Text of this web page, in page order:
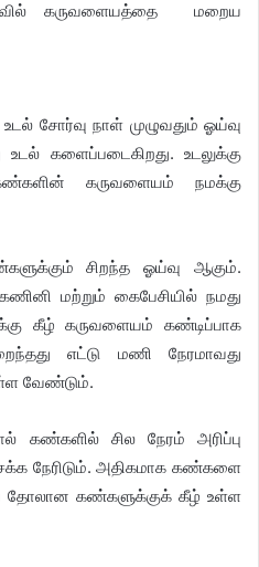
கருவளையத்தை மறைய
சோர்வு நாள் முழுவதும் ஓய்வு
களைப்படைகிறது. உடலுக்கு
கருவளையம் நமக்கு
சிறந்த ஓய்வு ஆகும்.
மற்றும் கைபேசியில் நமது
கீழ் கருவளையம் கண்டிப்பாக
எட்டு மணி நேரமாவது
வேண்டும்.
கண்களில் சில நேரம் அரிப்பு
நேரிடும். அதிகமாக கண்களை
தோலான கண்களுக்குக் கீழ் உள்ள